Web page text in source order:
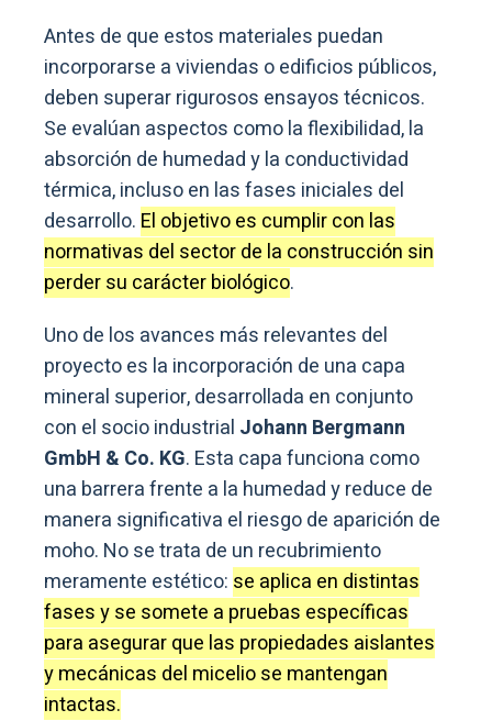
Antes de que estos materiales puedan
incorporarse a viviendas o edificios públicos,
deben superar rigurosos ensayos técnicos.
Se evalúan aspectos como la flexibilidad, la
absorción de humedad y la conductividad
térmica, incluso en las fases iniciales del
desarrollo. El objetivo es cumplir con las
normativas del sector de la construcción sin
perder su carácter biológico.
Uno de los avances más relevantes del
proyecto es la incorporación de una capa
mineral superior, desarrollada en conjunto
con el socio industrial Johann Bergmann
GmbH & Co. KG. Esta capa funciona como
una barrera frente a la humedad y reduce de
manera significativa el riesgo de aparición de
moho. No se trata de un recubrimiento
meramente estético: se aplica en distintas
fases y se somete a pruebas específicas
para asegurar que las propiedades aislantes
y mecánicas del micelio se mantengan
intactas.